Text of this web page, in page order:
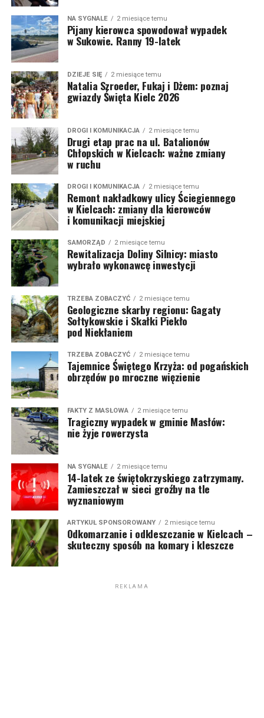
NA SYGNALE 2 miesiące temu
Pijany kierowca spowodował wypadek
w Sukowie. Ranny 19-latek
DZIEJE SIĘ 2 miesiące temu
Natalia Szroeder, Fukaj i Dżem: poznaj
gwiazdy Święta Kielc 2026
DROGI I KOMUNIKACJA 2 miesiące temu
Drugi etap prac na ul. Batalionów
Chłopskich w Kielcach: ważne zmiany
w ruchu
DROGI I KOMUNIKACJA 2 miesiące temu
Remont nakładkowy ulicy Ściegiennego
w Kielcach: zmiany dla kierowców
i komunikacji miejskiej
SAMORZĄD 2 miesiące temu
Rewitalizacja Doliny Silnicy: miasto
wybrało wykonawcę inwestycji
TRZEBA ZOBACZYĆ 2 miesiące temu
Geologiczne skarby regionu: Gagaty
Sołtykowskie i Skałki Piekło
pod Niekłaniem
TRZEBA ZOBACZYĆ 2 miesiące temu
Tajemnice Świętego Krzyża: od pogańskich
obrzędów po mroczne więzienie
FAKTY Z MASŁOWA 2 miesiące temu
Tragiczny wypadek w gminie Masłów:
nie żyje rowerzysta
NA SYGNALE 2 miesiące temu
14-latek ze świętokrzyskiego zatrzymany.
Zamieszczał w sieci groźby na tle
wyznaniowym
ARTYKUŁ SPONSOROWANY 2 miesiące temu
Odkomarzanie i odkleszczanie w Kielcach –
skuteczny sposób na komary i kleszcze
REKLAMA